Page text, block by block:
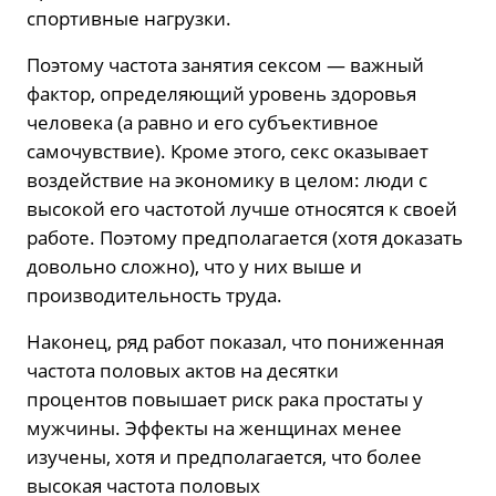
спортивные нагрузки.
Поэтому частота занятия сексом — важный
фактор, определяющий уровень здоровья
человека (а равно и его субъективное
самочувствие). Кроме этого, секс оказывает
воздействие на экономику в целом: люди с
высокой его частотой лучше относятся к своей
работе. Поэтому предполагается (хотя доказать
довольно сложно), что у них выше и
производительность труда.
Наконец, ряд работ показал, что пониженная
частота половых актов на десятки
процентов повышает риск рака простаты у
мужчины. Эффекты на женщинах менее
изучены, хотя и предполагается, что более
высокая частота половых